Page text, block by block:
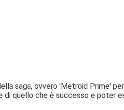
saga, ovvero 'Metroid Prime'
quello che è successo e poter